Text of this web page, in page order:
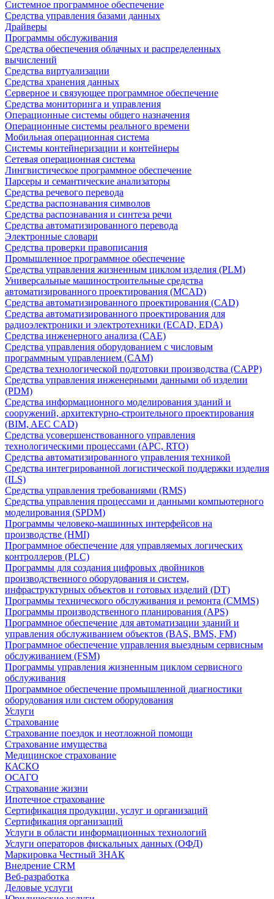
Системное программное обеспечение
Средства управления базами данных
Драйверы
Программы обслуживания
Средства обеспечения облачных и распределенных
вычислений
Средства виртуализации
Средства хранения данных
Серверное и связующее программное обеспечение
Средства мониторинга и управления
Операционные системы общего назначения
Операционные системы реального времени
Мобильная операционная система
Системы контейнеризации и контейнеры
Сетевая операционная система
Лингвистическое программное обеспечение
Парсеры и семантические анализаторы
Средства речевого перевода
Средства распознавания символов
Средства распознавания и синтеза речи
Средства автоматизированного перевода
Электронные словари
Средства проверки правописания
Промышленное программное обеспечение
Средства управления жизненным циклом изделия (PLM)
Универсальные машиностроительные средства
автоматизированного проектирования (MCAD)
Средства автоматизированного проектирования (CAD)
Средства автоматизированного проектирования для
радиоэлектроники и электротехники (ECAD, EDA)
Средства инженерного анализа (CAE)
Средства управления оборудованием с числовым
программным управлением (CAM)
Средства технологической подготовки производства (CAPP)
Средства управления инженерными данными об изделии
(PDM)
Средства информационного моделирования зданий и
сооружений, архитектурно-строительного проектирования
(BIM, AEC CAD)
Средства усовершенствованного управления
технологическими процессами (APC, RTO)
Средства автоматизированного управления техникой
Средства интегрированной логистической поддержки изделия
(ILS)
Средства управления требованиями (RMS)
Средства управления процессами и данными компьютерного
моделирования (SPDM)
Программы человеко-машинных интерфейсов на
производстве (HMI)
Программное обеспечение для управляемых логических
контроллеров (PLC)
Программы для создания цифровых двойников
производственного оборудования и систем,
инфраструктурных объектов и готовых изделий (DT)
Программы технического обслуживания и ремонта (CMMS)
Программы производственного планирования (APS)
Программное обеспечение для автоматизации зданий и
управления обслуживанием объектов (BAS, BMS, FM)
Программное обеспечение управления выездным сервисным
обслуживанием (FSM)
Программы управления жизненным циклом сервисного
обслуживания
Программное обеспечение промышленной диагностики
оборудования или систем оборудования
Услуги
Страхование
Страхование поездок и неотложной помощи
Страхование имущества
Медицинское страхование
КАСКО
ОСАГО
Страхование жизни
Ипотечное страхование
Сертификация продукции, услуг и организаций
Сертификация организаций
Услуги в области информационных технологий
Услуги операторов фискальных данных (ОФД)
Маркировка Честный ЗНАК
Внедрение CRM
Веб-разработка
Деловые услуги